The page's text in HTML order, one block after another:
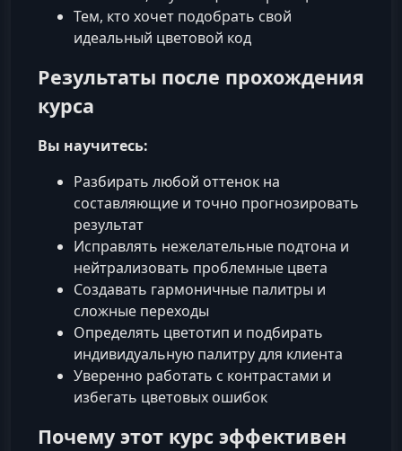
Тем, кто хочет подобрать свой
идеальный цветовой код
Результаты после прохождения
курса
Вы научитесь:
Разбирать любой оттенок на
составляющие и точно прогнозировать
результат
Исправлять нежелательные подтона и
нейтрализовать проблемные цвета
Создавать гармоничные палитры и
сложные переходы
Определять цветотип и подбирать
индивидуальную палитру для клиента
Уверенно работать с контрастами и
избегать цветовых ошибок
Почему этот курс эффективен